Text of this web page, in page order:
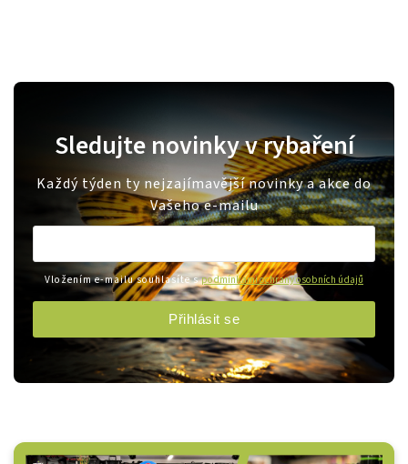
Sledujte novinky v rybaření
Každý týden ty nejzajímavější novinky a akce do
Vašeho e-mailu
Vložením e-mailu souhlasíte spodmínkami ochrany osobních údajů
Přihlásit se